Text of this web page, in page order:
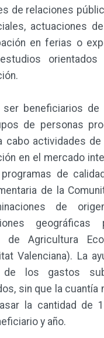
de relaciones
actuaciones
en ferias o
ser beneficiarios de
de personas
cabo actividades
en el mercado
de
de la
de
geográficas
de Agricultura
Valenciana). La
los gastos
sin que la cuantía
la cantidad de
y año.